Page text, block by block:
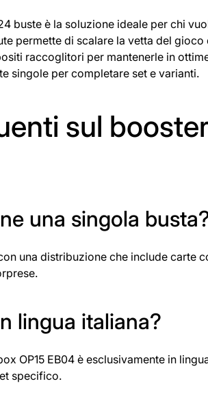
buste è la soluzione ideale per chi
permette di scalare la vetta del
raccoglitori per mantenerle in
singole per completare set e varianti.
sul
una singola
una distribuzione che include carte
lingua italiana?
OP15 EB04 è esclusivamente in
specifico.